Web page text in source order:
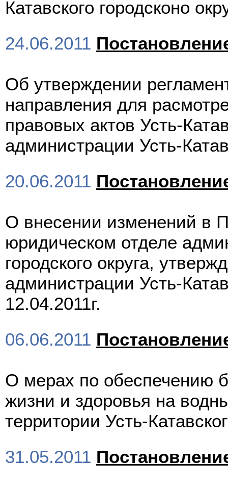
Катавского городсконо
24.06.2011
Об утверждении
направления для
правовых актов Усть-
администрации Усть-
20.06.2011
О внесении изменений в
юридическом отделе
городского округа,
администрации Усть-
12.04.2011г.
06.06.2011
О мерах по обеспечению
жизни и здоровья на
территории Усть-
31.05.2011